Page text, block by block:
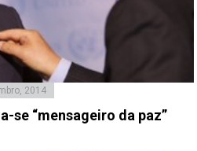
2014
se “mensageiro da paz”